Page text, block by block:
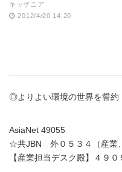
キッザニア
2012/4/20 14:20
◎よりよい環境の世界を誓
AsiaNet 49055
☆共JBN 外０５３４（産業
【産業担当デスク殿】４９０